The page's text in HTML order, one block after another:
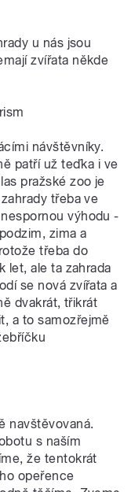
u nás jsou
zvířata někde
návštěvníky.
patří už teďka i ve
pražské zoo je
třeba ve
výhodu -
zima a
třeba do
let, ale ta zahrada
se nová zvířata a
dvakrát, třikrát
a to samozřejmě
navštěvovaná.
s naším
že tentokrát
opeřence